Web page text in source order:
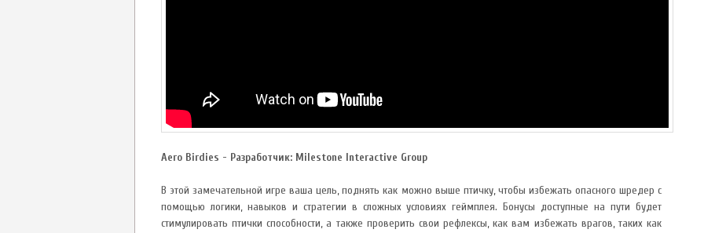
Aero Birdies - Разработчик: Milestone Interactive Group
В этой замечательной игре ваша цель, поднять как можно выше птичку, чтобы избежать опасного шредер с
помощью логики, навыков и стратегии в сложных условиях геймплея. Бонусы доступные на пути будет
стимулировать птички способности, а также проверить свои рефлексы, как вам избежать врагов, таких как